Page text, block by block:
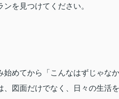
を見つけてください。
めてから「こんなはずじゃなか
図面だけでなく、日々の生活を